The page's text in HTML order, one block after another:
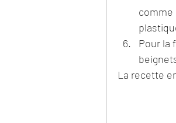
comme
Pour la
La recette